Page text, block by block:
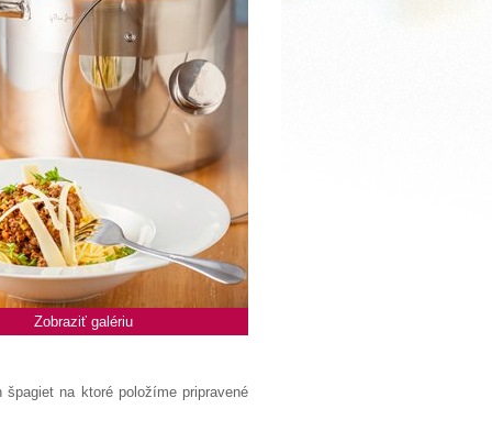
Zobraziť galériu
na ktoré položíme pripravené